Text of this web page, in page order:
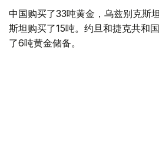
中国购买了33吨黄金，乌兹别克斯
斯坦购买了15吨。约旦和捷克共和
了6吨黄金储备。